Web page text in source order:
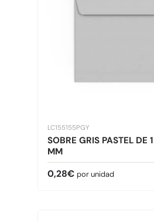
LC155155PGY
SOBRE GRIS PASTEL DE
MM
Precio normal
0,28€ por unidad